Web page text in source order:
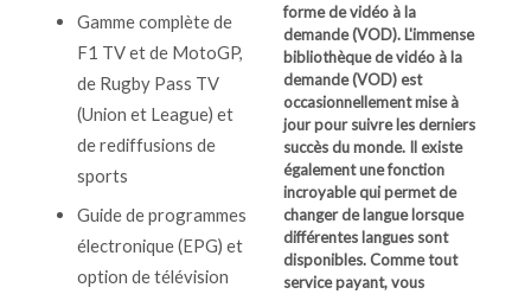
Gamme complète de
F1 TV et de MotoGP,
de Rugby Pass TV
(Union et League) et
de rediffusions de
sports
Guide de programmes
électronique (EPG) et
option de télévision
forme de vidéo à la
demande (VOD). L'immense
bibliothèque de vidéo à la
demande (VOD) est
occasionnellement mise à
jour pour suivre les derniers
succès du monde. Il existe
également une fonction
incroyable qui permet de
changer de langue lorsque
différentes langues sont
disponibles.Comme tout
service payant, vous